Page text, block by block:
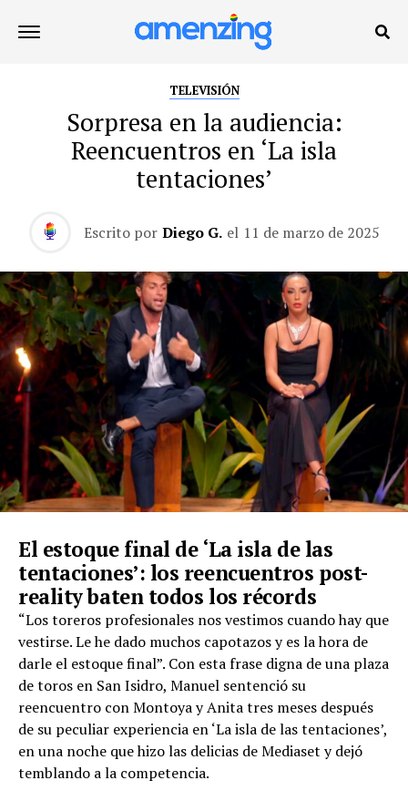
TELEVISIÓN
Sorpresa en la audiencia:
Reencuentros en ‘La isla
tentaciones’
Escrito por Diego G. el 11 de marzo de 2025
El estoque final de ‘La isla de las
tentaciones’: los reencuentros post-
reality baten todos los récords
“Los toreros profesionales nos vestimos cuando hay que
vestirse. Le he dado muchos capotazos y es la hora de
darle el estoque final”. Con esta frase digna de una plaza
de toros en San Isidro, Manuel sentenció su
reencuentro con Montoya y Anita tres meses después
de su peculiar experiencia en ‘La isla de las tentaciones’,
en una noche que hizo las delicias de Mediaset y dejó
temblando a la competencia.